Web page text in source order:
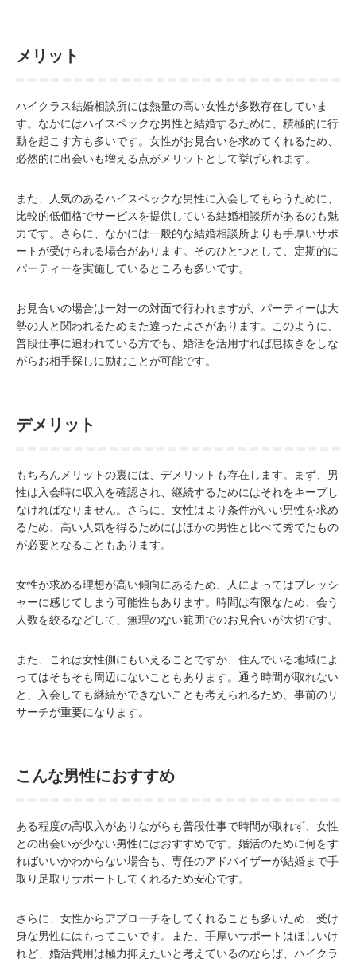
メリット
ハイクラス結婚相談所には熱量の高い女性が多数存在していま
す。なかにはハイスペックな男性と結婚するために、積極的に行
動を起こす方も多いです。女性がお見合いを求めてくれるため、
必然的に出会いも増える点がメリットとして挙げられます。
また、人気のあるハイスペックな男性に入会してもらうために、
比較的低価格でサービスを提供している結婚相談所があるのも魅
力です。さらに、なかには一般的な結婚相談所よりも手厚いサポ
ートが受けられる場合があります。そのひとつとして、定期的に
パーティーを実施しているところも多いです。
お見合いの場合は一対一の対面で行われますが、パーティーは大
勢の人と関われるためまた違ったよさがあります。このように、
普段仕事に追われている方でも、婚活を活用すれば息抜きをしな
がらお相手探しに励むことが可能です。
デメリット
もちろんメリットの裏には、デメリットも存在します。まず、男
性は入会時に収入を確認され、継続するためにはそれをキープし
なければなりません。さらに、女性はより条件がいい男性を求め
るため、高い人気を得るためにはほかの男性と比べて秀でたもの
が必要となることもあります。
女性が求める理想が高い傾向にあるため、人によってはプレッシ
ャーに感じてしまう可能性もあります。時間は有限なため、会う
人数を絞るなどして、無理のない範囲でのお見合いが大切です。
また、これは女性側にもいえることですが、住んでいる地域によ
ってはそもそも周辺にないこともあります。通う時間が取れない
と、入会しても継続ができないことも考えられるため、事前のリ
サーチが重要になります。
こんな男性におすすめ
ある程度の高収入がありながらも普段仕事で時間が取れず、女性
との出会いが少ない男性にはおすすめです。婚活のために何をす
ればいいかわからない場合も、専任のアドバイザーが結婚まで手
取り足取りサポートしてくれるため安心です。
さらに、女性からアプローチをしてくれることも多いため、受け
身な男性にはもってこいです。また、手厚いサポートはほしいけ
れど、婚活費用は極力抑えたいと考えているのならば、ハイクラ